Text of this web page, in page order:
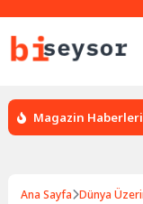
Magazin Haberleri
bulur, leylek yön
Ana Sayfa Dünya